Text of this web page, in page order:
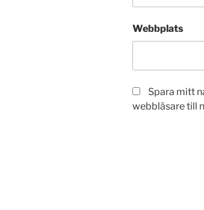
Webbplats
Spara mitt
webbläsare till